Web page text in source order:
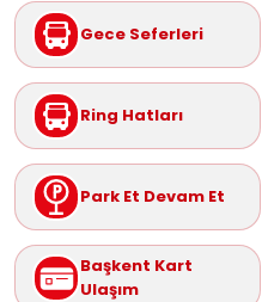
Gece Seferleri
Ring Hatları
Park Et Devam Et
Başkent Kart
Ulaşım